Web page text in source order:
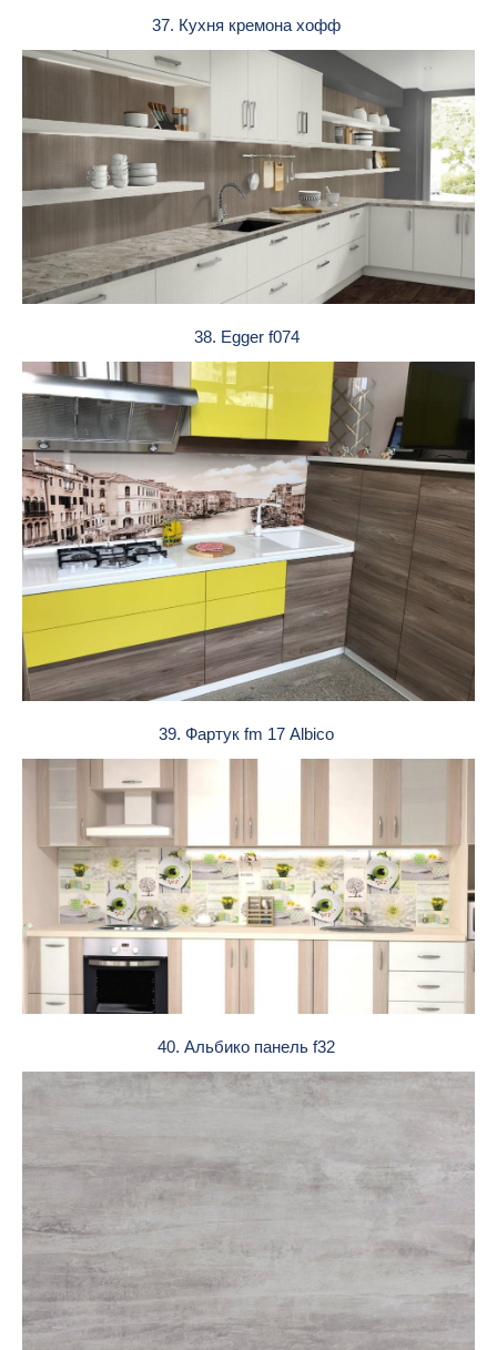
37. Кухня кремона хофф
38. Egger f074
39. Фартук fm 17 Albico
40. Альбико панель f32